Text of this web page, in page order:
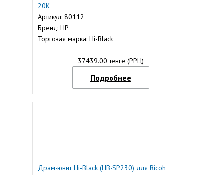
20K
Артикул: 80112
Бренд: HP
Торговая марка: Hi-Black
37439.00 тенге (РРЦ)
Подробнее
Драм-юнит Hi-Black (HB-SP230) для Ricoh